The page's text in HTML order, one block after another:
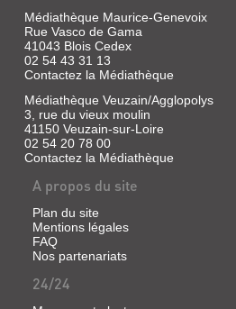
Médiathèque Maurice-Genevoix
Rue Vasco de Gama
41043 Blois Cedex
02 54 43 31 13
Contactez la Médiathèque
Médiathèque Veuzain/Agglopolys
3, rue du vieux moulin
41150 Veuzain-sur-Loire
02 54 20 78 00
Contactez la Médiathèque
A propos du site
Plan du site
Mentions légales
FAQ
Nos partenariats
24/24